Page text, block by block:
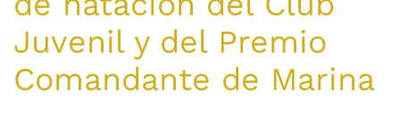
Juvenil y del Premio
Comandante de Marina